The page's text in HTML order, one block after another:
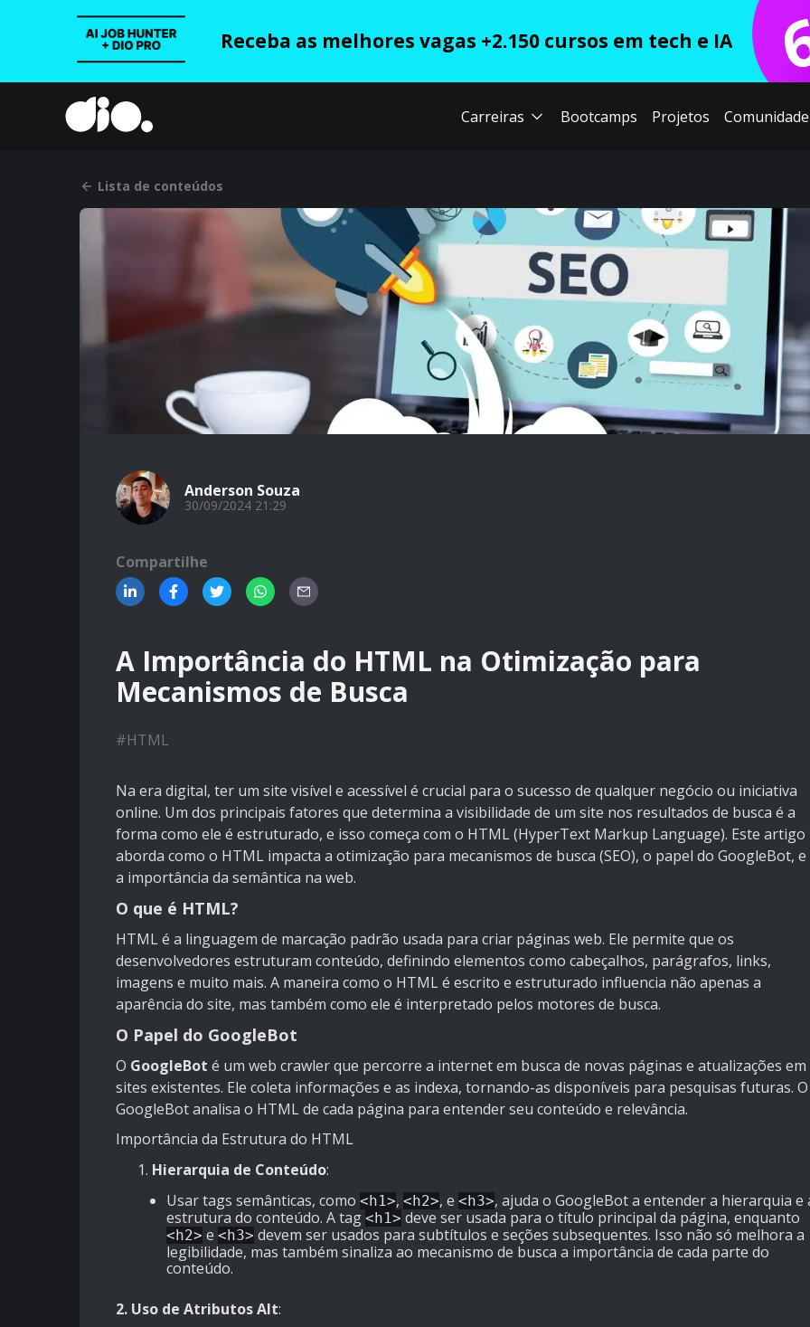
Receba as melhores vagas +2.150 cursos em tech e IA
Carreiras Bootcamps Projetos Comunidade
Lista de conteúdos
Anderson Souza
30/09/2024 21:29
Compartilhe
A Importância do HTML na Otimização para
Mecanismos de Busca
#HTML
Na era digital, ter um site visível e acessível é crucial para o sucesso de qualquer negócio ou iniciativa
online. Um dos principais fatores que determina a visibilidade de um site nos resultados de busca é a
forma como ele é estruturado, e isso começa com o HTML (HyperText Markup Language). Este artigo
aborda como o HTML impacta a otimização para mecanismos de busca (SEO), o papel do GoogleBot, e
a importância da semântica na web.
O que é HTML?
HTML é a linguagem de marcação padrão usada para criar páginas web. Ele permite que os
desenvolvedores estruturam conteúdo, definindo elementos como cabeçalhos, parágrafos, links,
imagens e muito mais. A maneira como o HTML é escrito e estruturado influencia não apenas a
aparência do site, mas também como ele é interpretado pelos motores de busca.
O Papel do GoogleBot
O GoogleBot é um web crawler que percorre a internet em busca de novas páginas e atualizações em
sites existentes. Ele coleta informações e as indexa, tornando-as disponíveis para pesquisas futuras. O
GoogleBot analisa o HTML de cada página para entender seu conteúdo e relevância.
Importância da Estrutura do HTML
Hierarquia de Conteúdo:
Usar tags semânticas, como <h1>, <h2>, e <h3>, ajuda o GoogleBot a entender a hierarquia e
estrutura do conteúdo. A tag <h1> deve ser usada para o título principal da página, enquanto
<h2> e <h3> devem ser usados para subtítulos e seções subsequentes. Isso não só melhora a
legibilidade, mas também sinaliza ao mecanismo de busca a importância de cada parte do
conteúdo.
2. Uso de Atributos Alt: